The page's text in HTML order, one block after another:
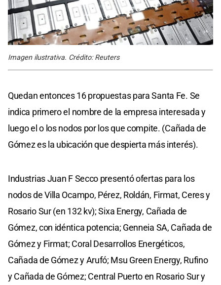
Imagen ilustrativa. Crédito: Reuters
Quedan entonces 16 propuestas para Santa Fe. Se
indica primero el nombre de la empresa interesada y
luego el o los nodos por los que compite. (Cañada de
Gómez es la ubicación que despierta más interés).
Industrias Juan F Secco presentó ofertas para los
nodos de Villa Ocampo, Pérez, Roldán, Firmat, Ceres y
Rosario Sur (en 132 kv); Sixa Energy, Cañada de
Gómez, con idéntica potencia; Genneia SA, Cañada de
Gómez y Firmat; Coral Desarrollos Energéticos,
Cañada de Gómez y Arufó; Msu Green Energy, Rufino
y Cañada de Gómez; Central Puerto en Rosario Sur y